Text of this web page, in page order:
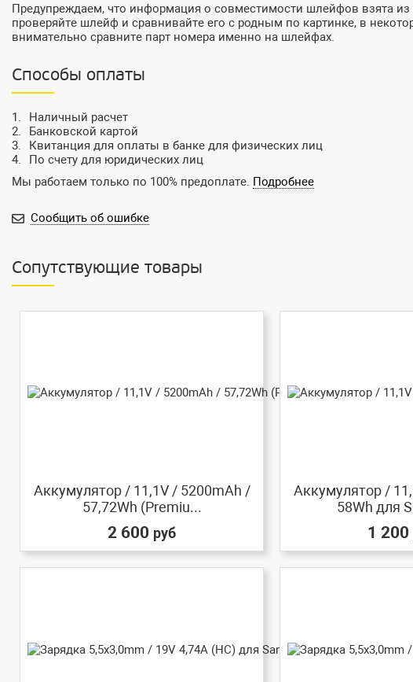
Предупреждаем, что информация о совместимости шлейфов взята
проверяйте шлейф и сравнивайте его с родным по картинке, в
внимательно сравните парт номера именно на шлейфах.
Способы оплаты
Наличный расчет
Банковской картой
Квитанция для оплаты в банке для физических лиц
По счету для юридических лиц
Мы работаем только по 100% предоплате. Подробнее
Сообщить об ошибке
Сопутствующие товары
Аккумулятор / 11,1V / 5200mAh /
57,72Wh (Premiu...
2 600 руб
Аккумулятор /
58Wh для
1 200